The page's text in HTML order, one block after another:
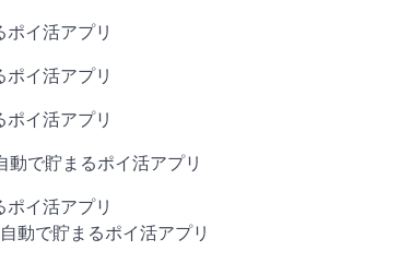
イ活アプリ
イ活アプリ
イ活アプリ
で貯まるポイ活アプリ
イ活アプリ
動で貯まるポイ活アプリ